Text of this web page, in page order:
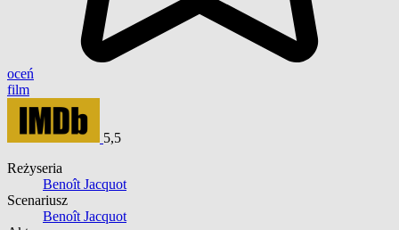
oceń
film
5,5
Reżyseria
Benoît Jacquot
Scenariusz
Benoît Jacquot